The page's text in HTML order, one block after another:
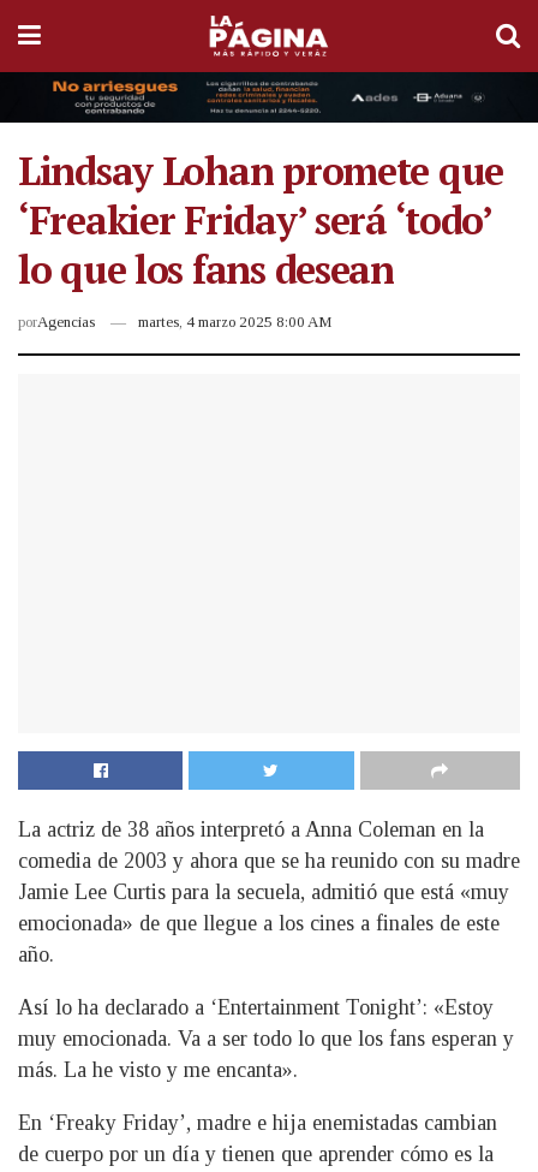
Lindsay Lohan promete que
‘Freakier Friday’ será ‘todo’
lo que los fans desean
porAgencias martes, 4 marzo 2025 8:00 AM
La actriz de 38 años interpretó a Anna Coleman en la
comedia de 2003 y ahora que se ha reunido con su madre
Jamie Lee Curtis para la secuela, admitió que está «muy
emocionada» de que llegue a los cines a finales de este
año.
Así lo ha declarado a ‘Entertainment Tonight’: «Estoy
muy emocionada. Va a ser todo lo que los fans esperan y
más. La he visto y me encanta».
En ‘Freaky Friday’, madre e hija enemistadas cambian
de cuerpo por un día y tienen que aprender cómo es la